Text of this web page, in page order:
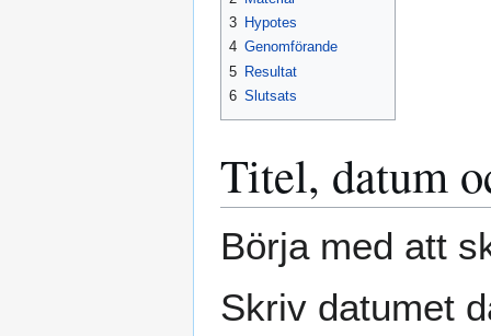
3 Hypotes
4 Genomförande
5 Resultat
6 Slutsats
Titel, datum
Börja med att
Skriv datumet